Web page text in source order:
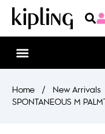
Home / New Arrivals
SPONTANEOUS M